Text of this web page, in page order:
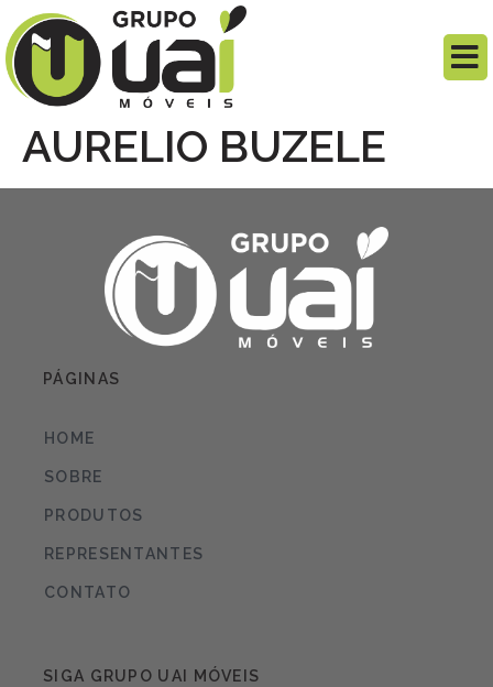
AURELIO BUZELE
PÁGINAS
HOME
SOBRE
PRODUTOS
REPRESENTANTES
CONTATO
SIGA GRUPO UAI MÓVEIS